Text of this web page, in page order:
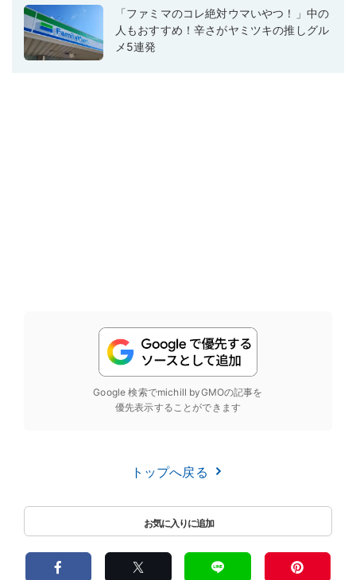
「ファミマのコレ絶対ウマいやつ！」中の
人もおすすめ！辛さがヤミツキの推しグル
メ5連発
Google 検索でmichill byGMOの記事を
優先表示することができます
トップへ戻る